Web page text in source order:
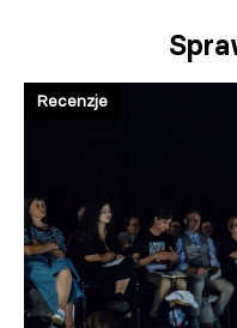
Recenzje